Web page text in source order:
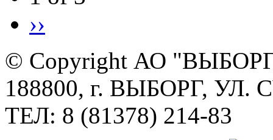
››
© Copyright АО
188800, г. ВЫБОРГ, УЛ.
ТЕЛ: 8 (81378) 214-83